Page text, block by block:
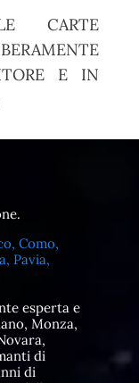
CARTE
E IN
Como,
Pavia,
esperta e
Monza,
di
di